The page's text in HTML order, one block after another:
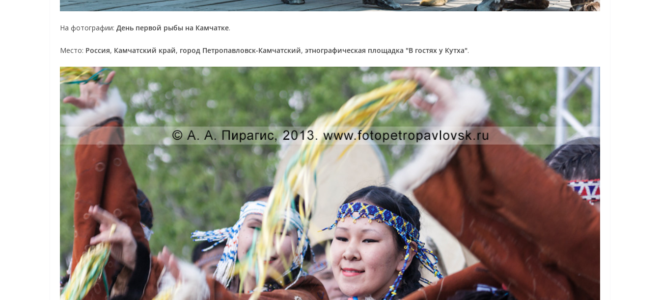
На фотографии: День первой рыбы на Камчатке.
Место: Россия, Камчатский край, город Петропавловск-Камчатский, этнографическая площадка "В гостях у Кутха".